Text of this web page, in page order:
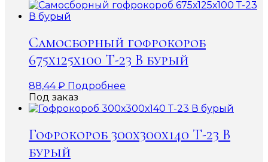
Самосборный гофрокороб
675х125х100 Т-23 В бурый
88,44₽ Подробнее
Под заказ
Гофрокороб 300х300х140 Т-23 В
бурый